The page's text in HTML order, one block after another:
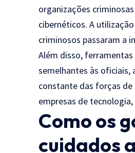
organizações
cibernéticos. A
criminosos passaram a
Além disso,
semelhantes às oficiais,
constante das forças
empresas de
Como os
cuidados